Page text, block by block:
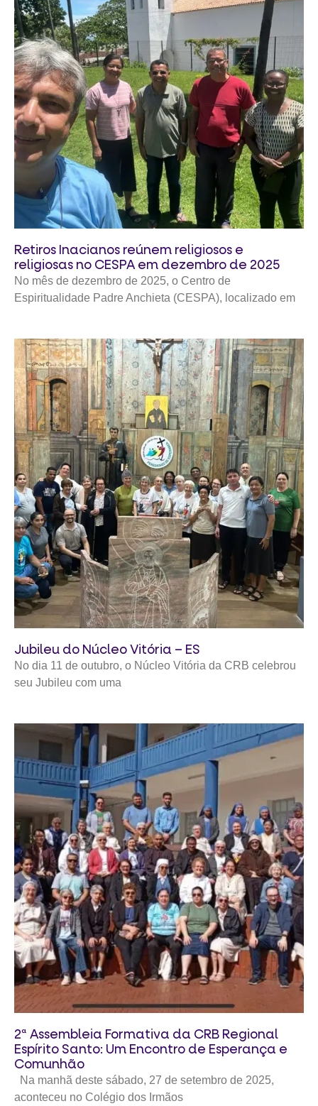
Retiros Inacianos reúnem religiosos e
religiosas no CESPA em dezembro de 2025
No mês de dezembro de 2025, o Centro de
Espiritualidade Padre Anchieta (CESPA), localizado em
Jubileu do Núcleo Vitória – ES
No dia 11 de outubro, o Núcleo Vitória da CRB celebrou
seu Jubileu com uma
2ª Assembleia Formativa da CRB Regional
Espírito Santo: Um Encontro de Esperança e
Comunhão
Na manhã deste sábado, 27 de setembro de 2025,
aconteceu no Colégio dos Irmãos